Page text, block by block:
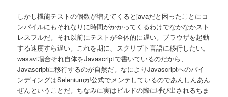
しかし機能テストの個数が増えてくるとjavaだと困ったことにコ
ンパイルにもそれなりに時間がかかってくるわけでなかなかスト
レスフルだ。それ以前にテストが全体的に遅い。ブラウザを起動
する速度すら遅い。これを期に、スクリプト言語に移行したい。
wasavi場合それ自体をJavascriptで書いているのだから、
Javascriptに移行するのが自然だ。なによりJavascriptへのバイ
ンディングはSeleniumが公式でメンテしているのであんしんあん
ぜんということだ。ちなみに実はビルドの際に呼び出されるちま